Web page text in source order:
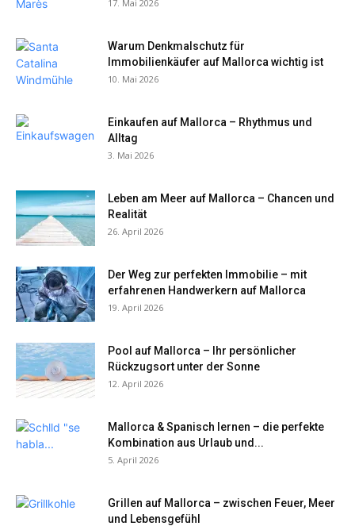
17. Mai 2026
Warum Denkmalschutz für
Immobilienkäufer auf Mallorca wichtig ist
10. Mai 2026
Einkaufen auf Mallorca – Rhythmus und
Alltag
3. Mai 2026
Leben am Meer auf Mallorca – Chancen und
Realität
26. April 2026
Der Weg zur perfekten Immobilie – mit
erfahrenen Handwerkern auf Mallorca
19. April 2026
Pool auf Mallorca – Ihr persönlicher
Rückzugsort unter der Sonne
12. April 2026
Mallorca & Spanisch lernen – die perfekte
Kombination aus Urlaub und...
5. April 2026
Grillen auf Mallorca – zwischen Feuer, Meer
und Lebensgefühl